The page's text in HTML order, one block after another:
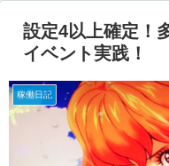
設定4以上確定！
イベント実践！
稼働日記